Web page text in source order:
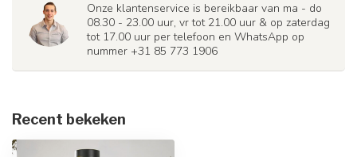
Onze klantenservice is bereikbaar van ma - do
08.30 - 23.00 uur, vr tot 21.00 uur & op zaterdag
tot 17.00 uur per telefoon en WhatsApp op
nummer +31 85 773 1906
Recent bekeken